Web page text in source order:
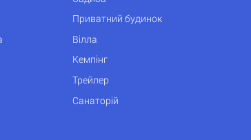
Приватний будинок
Вілла
Кемпінг
Трейлер
Санаторій